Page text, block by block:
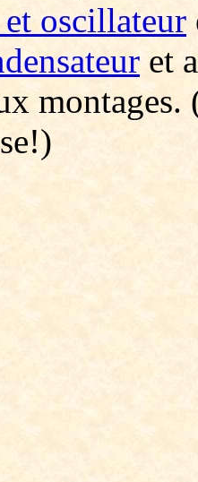
oscillateur
et